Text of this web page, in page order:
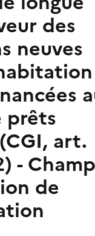
des
neuves
prêts
art.
- Champ
de